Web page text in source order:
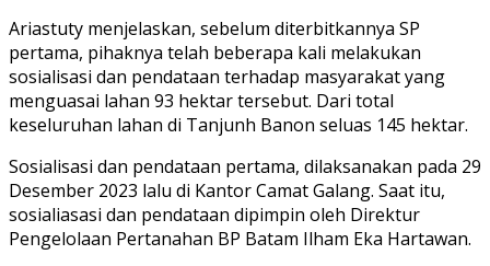
Ariastuty menjelaskan, sebelum diterbitkannya SP
pertama, pihaknya telah beberapa kali melakukan
sosialisasi dan pendataan terhadap masyarakat yang
menguasai lahan 93 hektar tersebut. Dari total
keseluruhan lahan di Tanjunh Banon seluas 145 hektar.
Sosialisasi dan pendataan pertama, dilaksanakan pada 29
Desember 2023 lalu di Kantor Camat Galang. Saat itu,
sosialiasasi dan pendataan dipimpin oleh Direktur
Pengelolaan Pertanahan BP Batam Ilham Eka Hartawan.